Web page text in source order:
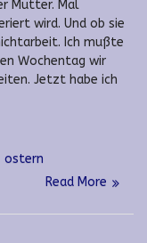
Mutter. Mal
wird. Und ob sie
Ich mußte
Wochentag wir
Jetzt habe ich
ostern
Read More